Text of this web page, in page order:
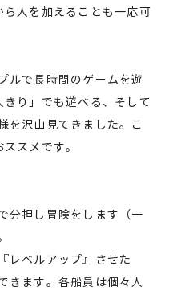
人を加えることも一応可
ルで長時間のゲームを遊
り」でも遊べる、そして
を沢山見てきました。こ
スメです。
分担し冒険をします（一
レベルアップ』させた
きます。各船員は個々人